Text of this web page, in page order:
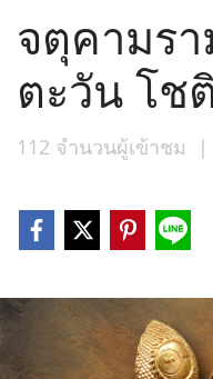
จตุคามร
ตะวัน โช
112 จำนวนผู้เข้าชม |